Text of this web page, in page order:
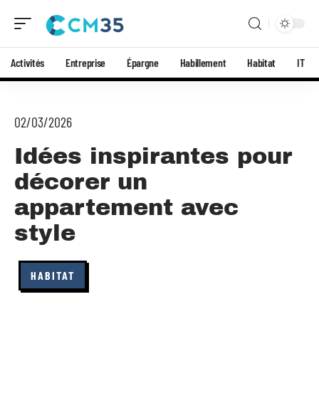
Activités Entreprise Épargne Habillement Habitat IT
02/03/2026
Idées inspirantes pour
décorer un
appartement avec
style
HABITAT